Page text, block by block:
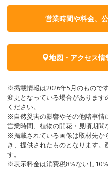
営業時間や料金、
地図・アクセス情
※掲載情報は2026年5月のもので
変更となっている場合があります
ください。
※自然災害の影響やその他諸事情
営業時間、植物の開花・見頃期間
※掲載されている画像は取材先か
き、提供されたものとなります
す。
※表示料金は消費税8％ないし10％